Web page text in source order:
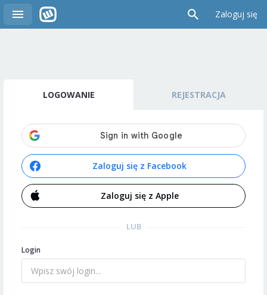
Zaloguj się
LOGOWANIE REJESTRACJA
Zaloguj się z Facebook
Zaloguj się z Apple
LUB
Login